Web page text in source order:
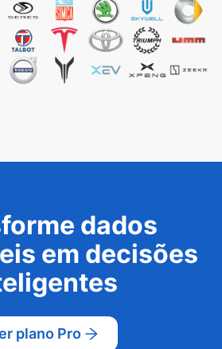
dados
em decisões
plano Pro